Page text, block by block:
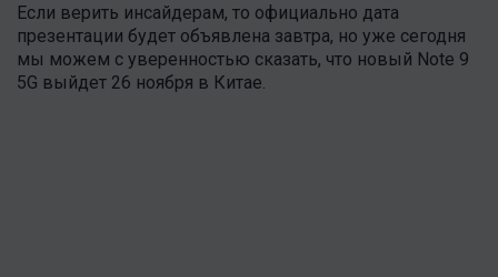
Если верить инсайдерам, то официально дата
презентации будет объявлена завтра, но уже сегодня
мы можем с уверенностью сказать, что новый Note 9
5G выйдет 26 ноября в Китае.